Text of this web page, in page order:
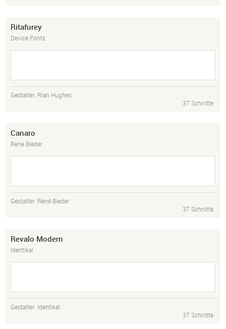
Ritafurey
Device Fonts
Gestalter: Rian Hughes
37 Schnitte
Canaro
Rene Bieder
Gestalter: René Bieder
37 Schnitte
Revalo Modern
Identikal
Gestalter: Identikal
37 Schnitte